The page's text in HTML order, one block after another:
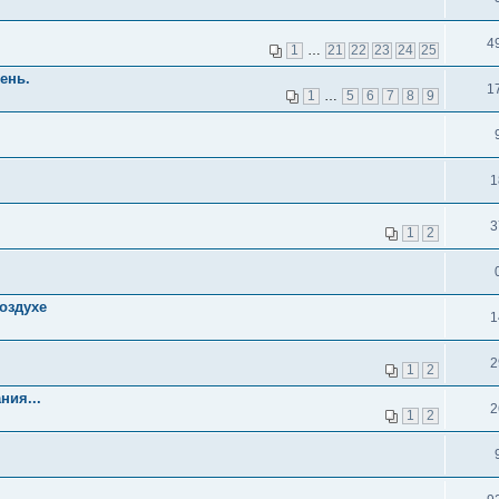
1 21 22 23 24 25
1 5 6 7 8 9
1 2
1 2
1 2